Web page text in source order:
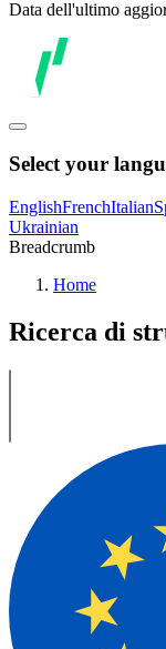
Data dell'ultimo
Select your
EnglishFrenchItalian
Ukrainian
Breadcrumb
Home
Ricerca di